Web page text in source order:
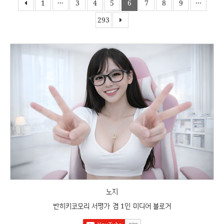
1 ··· 3 4 5 6 7 8 9
···
293
노지
반히키코모리 서평가 겸 1인 미디어 블로거